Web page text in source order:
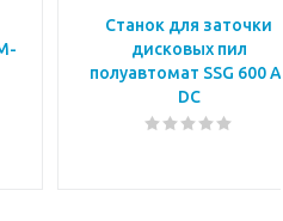
Станок для заточки
дисковых пил
полуавтомат SSG 600
DC